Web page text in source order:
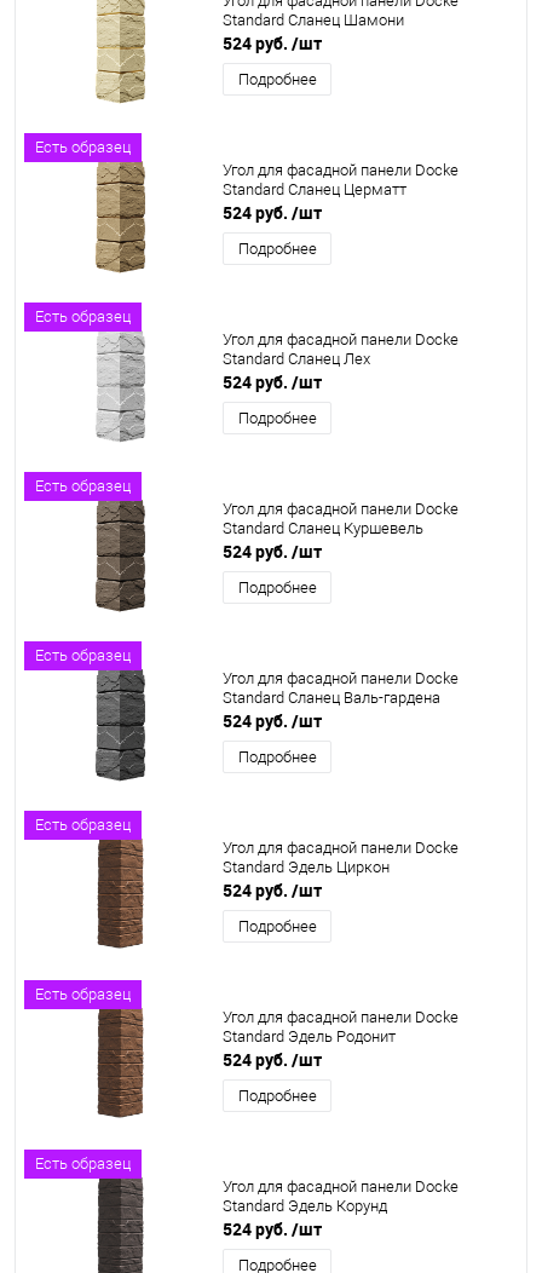
Standard Сланец Шамони
524 руб. /шт
Подробнее
Есть образец
Угол для фасадной панели Docke
Standard Сланец Церматт
524 руб. /шт
Подробнее
Есть образец
Угол для фасадной панели Docke
Standard Сланец Лех
524 руб. /шт
Подробнее
Есть образец
Угол для фасадной панели Docke
Standard Сланец Куршевель
524 руб. /шт
Подробнее
Есть образец
Угол для фасадной панели Docke
Standard Сланец Валь-гардена
524 руб. /шт
Подробнее
Есть образец
Угол для фасадной панели Docke
Standard Эдель Циркон
524 руб. /шт
Подробнее
Есть образец
Угол для фасадной панели Docke
Standard Эдель Родонит
524 руб. /шт
Подробнее
Есть образец
Угол для фасадной панели Docke
Standard Эдель Корунд
524 руб. /шт
Подробнее